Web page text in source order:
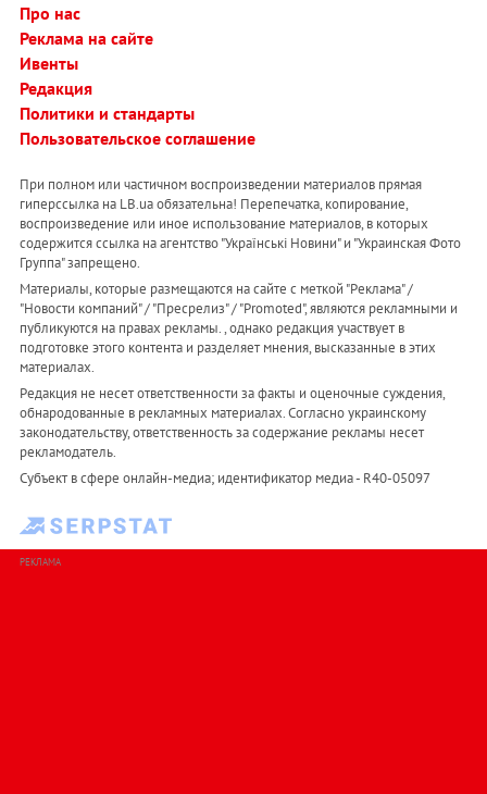
Про нас
Реклама на сайте
Ивенты
Редакция
Политики и стандарты
Пользовательское соглашение
При полном или частичном воспроизведении материалов прямая
гиперссылка на LB.ua обязательна! Перепечатка, копирование,
воспроизведение или иное использование материалов, в которых
содержится ссылка на агентство "Українськi Новини" и "Украинская Фото
Группа" запрещено.
Материалы, которые размещаются на сайте с меткой "Реклама" /
"Новости компаний" / "Пресрелиз" / "Promoted", являются рекламными и
публикуются на правах рекламы. , однако редакция участвует в
подготовке этого контента и разделяет мнения, высказанные в этих
материалах.
Редакция не несет ответственности за факты и оценочные суждения,
обнародованные в рекламных материалах. Согласно украинскому
законодательству, ответственность за содержание рекламы несет
рекламодатель.
Субъект в сфере онлайн-медиа; идентификатор медиа - R40-05097
РЕКЛАМА